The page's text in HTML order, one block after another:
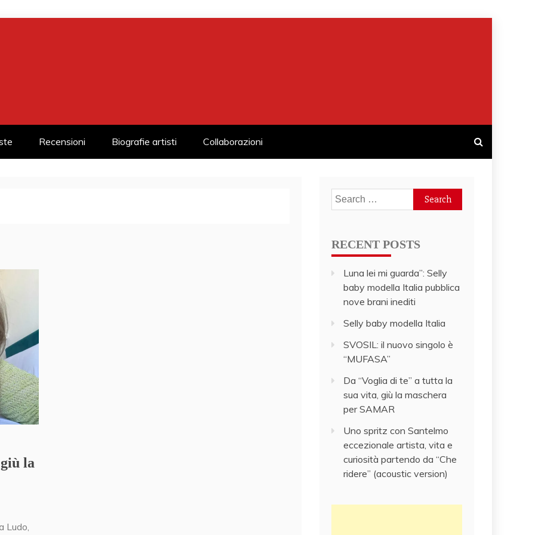
Recensioni Biografie artisti Collaborazioni
la
Ludo,
Search
for:
RECENT POSTS
Luna lei mi guarda”: Selly
baby modella Italia pubblica
nove brani inediti
Selly baby modella Italia
SVOSIL: il nuovo singolo è
“MUFASA”
Da “Voglia di te” a tutta la
sua vita, giù la maschera
per SAMAR
Uno spritz con Santelmo
eccezionale artista, vita e
curiosità partendo da “Che
ridere” (acoustic version)